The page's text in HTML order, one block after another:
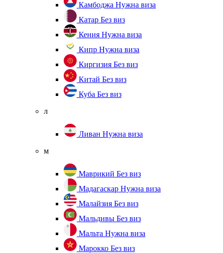
Камбоджа Нужна виза
Катар Без виз
Кения Нужна виза
Кипр Нужна виза
Киргизия Без виз
Китай Без виз
Куба Без виз
л
Ливан Нужна виза
м
Маврикий Без виз
Мадагаскар Нужна виза
Малайзия Без виз
Мальдивы Без виз
Мальта Нужна виза
Марокко Без виз